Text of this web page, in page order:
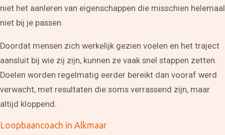
Scheiden of blijven?
Coaching scheiden
Training
Leven in balans begint bij
jezelf
Intuïtief leiderschap
Het Creatieproces
niet het aanleren van eigenschappen die misschien helemaal
niet bij je passen.
Doordat mensen zich werkelijk gezien voelen en het traject
aansluit bij wie zij zijn, kunnen ze vaak snel stappen zetten.
Doelen worden regelmatig eerder bereikt dan vooraf werd
verwacht, met resultaten die soms verrassend zijn, maar
altijd kloppend.
Loopbaancoach in Alkmaar